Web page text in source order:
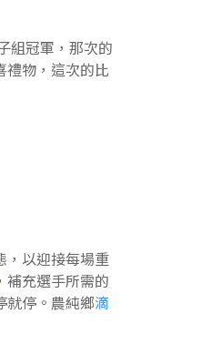
組冠軍，那次的
禮物，這次的比
，以迎接每場重
補充選手所需的
就停。農純鄉滴